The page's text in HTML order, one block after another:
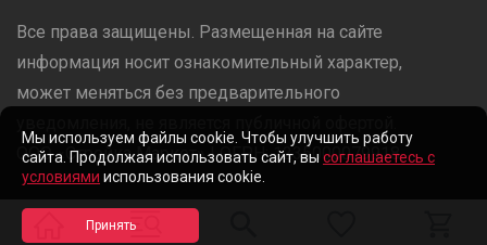
Все права защищены. Размещенная на сайте
информация носит ознакомительный характер,
может меняться без предварительного
ООО «Стройка Маркет» | ОГРН: 1235000079918
Разработано в
Мы используем файлы cookie. Чтобы улучшить работу
сайта. Продолжая использовать сайт, вы соглашаетесь с
условиями использования cookie.